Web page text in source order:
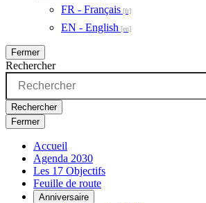
FR - Français
EN - English
Fermer
Rechercher
Rechercher
Fermer
Accueil
Agenda 2030
Les 17 Objectifs
Feuille de route
Anniversaire